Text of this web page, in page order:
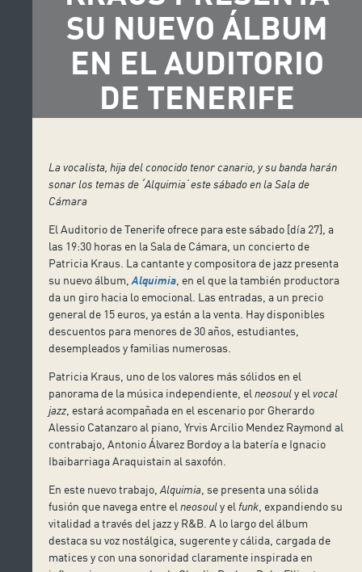
SU NUEVO ÁLBUM
EN EL AUDITORIO
DE TENERIFE
La vocalista, hija del conocido tenor canario, y su banda harán
sonar los temas de ˊAlquimia‘ este sábado en la Sala de
Cámara
El Auditorio de Tenerife ofrece para este sábado [día 27], a
las 19:30 horas en la Sala de Cámara, un concierto de
Patricia Kraus. La cantante y compositora de jazz presenta
su nuevo álbum,Alquimia , en el que la también productora
da un giro hacia lo emocional. Las entradas, a un precio
general de 15 euros, ya están a la venta. Hay disponibles
descuentos para menores de 30 años, estudiantes,
desempleados y familias numerosas.
Patricia Kraus, uno de los valores más sólidos en el
panorama de la música independiente, elneosouly elvocal
jazz , estará acompañada en el escenario por Gherardo
Alessio Catanzaro al piano, Yrvis Arcilio Mendez Raymond al
contrabajo, Antonio Álvarez Bordoy a la batería e Ignacio
Ibaibarriaga Araquistain al saxofón.
En este nuevo trabajo,Alquimia , se presenta una sólida
fusión que navega entre elneosouly el funk , expandiendo su
vitalidad a través del jazz y R&B. A lo largo del álbum
destaca su voz nostálgica, sugerente y cálida, cargada de
matices y con una sonoridad claramente inspirada en